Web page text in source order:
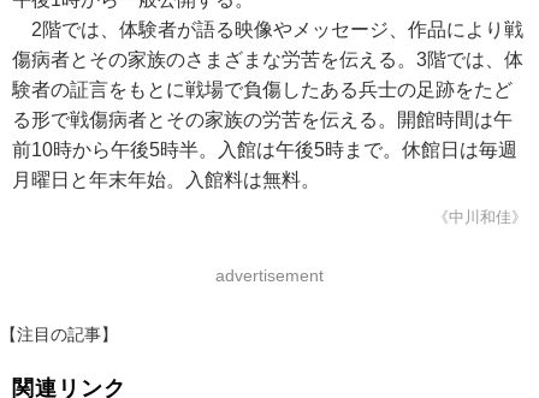
2階では、体験者が語る映像やメッセージ、作品により戦
傷病者とその家族のさまざまな労苦を伝える。3階では、体
験者の証言をもとに戦場で負傷したある兵士の足跡をたど
る形で戦傷病者とその家族の労苦を伝える。開館時間は午
前10時から午後5時半。入館は午後5時まで。休館日は毎週
月曜日と年末年始。入館料は無料。
《中川和佳》
advertisement
【注目の記事】
関連リンク